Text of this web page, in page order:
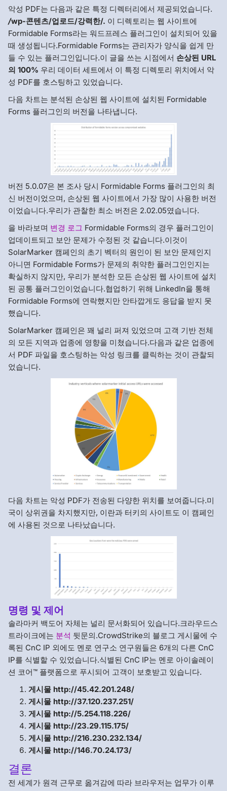
악성 PDF는 다음과 같은 특정 디렉터리에서 제공되었습니다.
/wp-콘텐츠/업로드/강력한/. 이 디렉토리는 웹 사이트에
Formidable Forms라는 워드프레스 플러그인이 설치되어 있을
때 생성됩니다.Formidable Forms는 관리자가 양식을 쉽게 만
들 수 있는 플러그인입니다.이 글을 쓰는 시점에서 손상된 URL
의 100% 우리 데이터 세트에서 이 특정 디렉토리 위치에서 악
성 PDF를 호스팅하고 있었습니다.
다음 차트는 분석된 손상된 웹 사이트에 설치된 Formidable
Forms 플러그인의 버전을 나타냅니다.
버전 5.0.07은 본 조사 당시 Formidable Forms 플러그인의 최
신 버전이었으며, 손상된 웹 사이트에서 가장 많이 사용한 버전
이었습니다.우리가 관찰한 최소 버전은 2.02.05였습니다.
을 바라보며 변경 로그 Formidable Forms의 경우 플러그인이
업데이트되고 보안 문제가 수정된 것 같습니다.이것이
SolarMarker 캠페인의 초기 벡터의 원인이 된 보안 문제인지
아니면 Formidable Forms가 문제의 취약한 플러그인인지는
확실하지 않지만, 우리가 분석한 모든 손상된 웹 사이트에 설치
된 공통 플러그인이었습니다.협업하기 위해 LinkedIn을 통해
Formidable Forms에 연락했지만 안타깝게도 응답을 받지 못
했습니다.
SolarMarker 캠페인은 꽤 널리 퍼져 있었으며 고객 기반 전체
의 모든 지역과 업종에 영향을 미쳤습니다.다음과 같은 업종에
서 PDF 파일을 호스팅하는 악성 링크를 클릭하는 것이 관찰되
었습니다.
다음 차트는 악성 PDF가 전송된 다양한 위치를 보여줍니다.미
국이 상위권을 차지했지만, 이란과 터키의 사이트도 이 캠페인
에 사용된 것으로 나타났습니다.
명령 및 제어
솔라마커 백도어 자체는 널리 문서화되어 있습니다.크라우드스
트라이크에는 분석 뒷문의.CrowdStrike의 블로그 게시물에 수
록된 CnC IP 외에도 멘로 연구소 연구원들은 6개의 다른 CnC
IP를 식별할 수 있었습니다.식별된 CnC IP는 멘로 아이솔레이
션 코어™ 플랫폼으로 푸시되어 고객이 보호받고 있습니다.
게시물 http://45.42.201.248/
게시물 http://37.120.237.251/
게시물 http://5.254.118.226/
게시물 http://23.29.115.175/
게시물 http://216.230.232.134/
게시물 http://146.70.24.173/
결론
전 세계가 원격 근무로 옮겨감에 따라 브라우저는 업무가 이루